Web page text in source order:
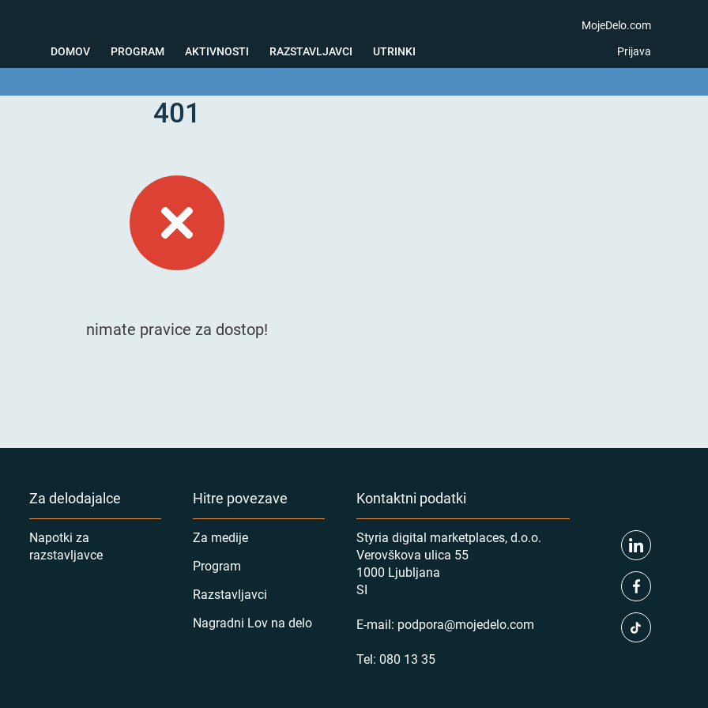
DOMOV PROGRAM AKTIVNOSTI
Testiranja
RAZSTAVLJAVCI UTRINKI
MojeDelo.com
Prijava
401
nimate pravice za dostop!
Za delodajalce
Napotki za
razstavljavce
Hitre povezave
Za medije
Program
Razstavljavci
Nagradni Lov na delo
Kontaktni podatki
Styria digital marketplaces, d.o.o.
Verovškova ulica 55
1000 Ljubljana
SI
E-mail: podpora@mojedelo.com
Tel: 080 13 35